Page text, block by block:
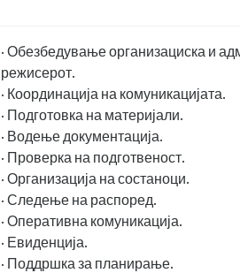
· Обезбедување организациска и
режисерот.
· Координација на комуникацијата.
· Подготовка на материјали.
· Водење документација.
· Проверка на подготвеност.
· Организација на состаноци.
· Следење на распоред.
· Оперативна комуникација.
· Евиденција.
· Поддршка за планирање.